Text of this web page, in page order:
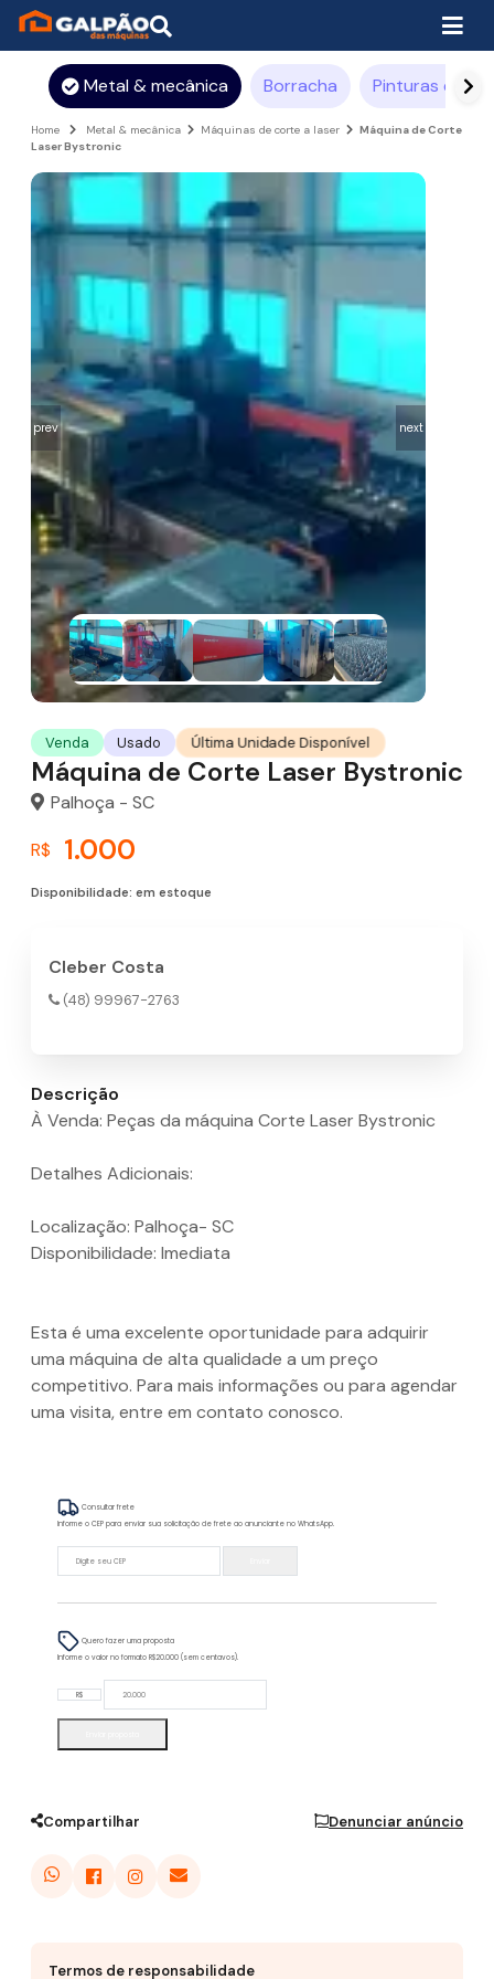
Metal & mecânica Borracha Pinturas e
Home Metal & mecânica Máquinas de corte a laser
Máquina de Corte
Laser Bystronic
prev next
Venda Usado Última Unidade Disponível
Máquina de Corte Laser Bystronic
Palhoça - SC
R$ 1.000
Disponibilidade: em estoque
Cleber Costa
(48) 99967-2763
Descrição
À Venda: Peças da máquina Corte Laser Bystronic
Detalhes Adicionais:
Localização: Palhoça- SC
Disponibilidade: Imediata
Esta é uma excelente oportunidade para adquirir
uma máquina de alta qualidade a um preço
competitivo. Para mais informações ou para agendar
uma visita, entre em contato conosco.
Consultar frete
Informe o CEP para enviar sua solicitação de frete ao anunciante no WhatsApp.
Quero fazer uma proposta
Informe o valor no formato R$20.000 (sem centavos).
R$
Compartilhar Denunciar anúncio
Termos de responsabilidade